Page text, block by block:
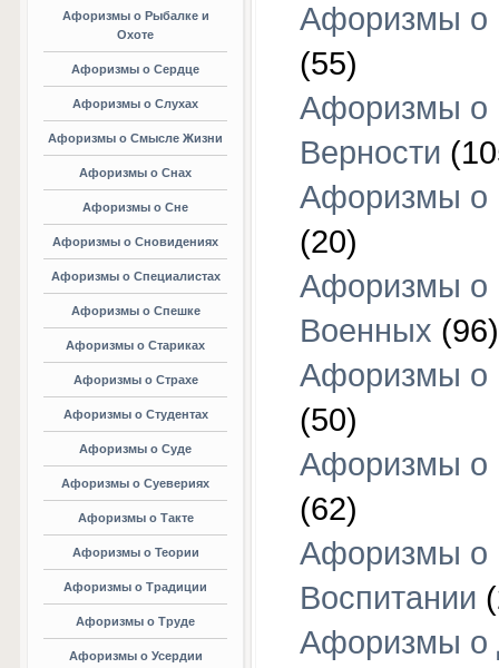
Афоризмы о Рыбалке и
Охоте
Афоризмы о Сердце
Афоризмы о Слухах
Афоризмы о Смысле Жизни
Афоризмы о Снах
Афоризмы о Сне
Афоризмы о Сновидениях
Афоризмы о Специалистах
Афоризмы о Спешке
Афоризмы о Стариках
Афоризмы о Страхе
Афоризмы о Студентах
Афоризмы о Суде
Афоризмы о Суевериях
Афоризмы о Такте
Афоризмы о Теории
Афоризмы о Традиции
Афоризмы о Труде
Афоризмы о Усердии
Афоризмы о
(55)
Афоризмы о
Верности
Афоризмы о
(20)
Афоризмы о
Военных (96)
Афоризмы о
(50)
Афоризмы о
(62)
Афоризмы о
Воспитании
Афоризмы о